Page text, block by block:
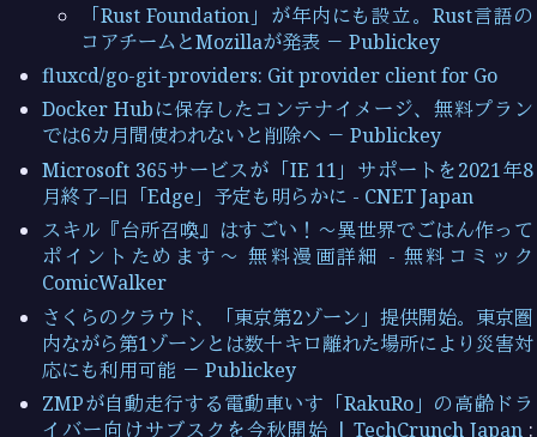
「Rust Foundation」が年内にも設立。Rust言語の
コアチームとMozillaが発表 － Publickey
fluxcd/go-git-providers: Git provider client for Go
Docker Hubに保存したコンテナイメージ、無料プラン
では6カ月間使われないと削除へ － Publickey
Microsoft 365サービスが「IE 11」サポートを2021年8
月終了–旧「Edge」予定も明らかに - CNET Japan
スキル『台所召喚』はすごい！～異世界でごはん作って
ポイントためます～ 無料漫画詳細 - 無料コミック
ComicWalker
さくらのクラウド、「東京第2ゾーン」提供開始。東京圏
内ながら第1ゾーンとは数十キロ離れた場所により災害対
応にも利用可能 － Publickey
ZMPが自動走行する電動車いす「RakuRo」の高齢ドラ
イバー向けサブスクを今秋開始 | TechCrunch Japan: